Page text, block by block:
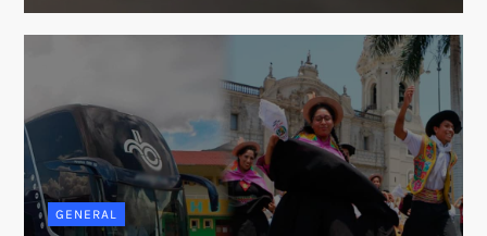
GENERAL